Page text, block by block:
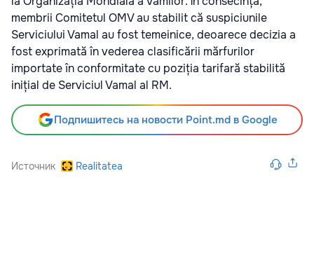
membrii Comitetul OMV au stabilit că suspiciunile
Serviciului Vamal au fost temeinice, deoarece decizia a
fost exprimată în vederea clasificării mărfurilor
importate în conformitate cu poziția tarifară stabilită
inițial de Serviciul Vamal al RM.
Подпишитесь на новости Point.md в Google
Источник Realitatea